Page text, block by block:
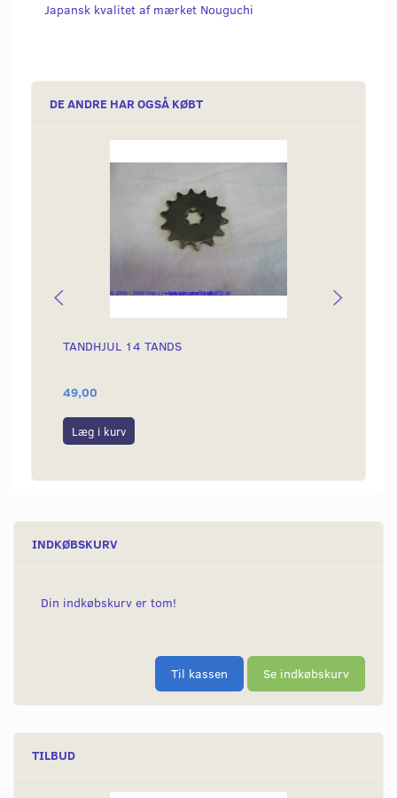
Japansk kvalitet af mærket Nouguchi
DE ANDRE HAR OGSÅ KØBT
TANDHJUL 14 TANDS
49,00
Læg i kurv
INDKØBSKURV
Din indkøbskurv er tom!
Til kassen Se indkøbskurv
TILBUD